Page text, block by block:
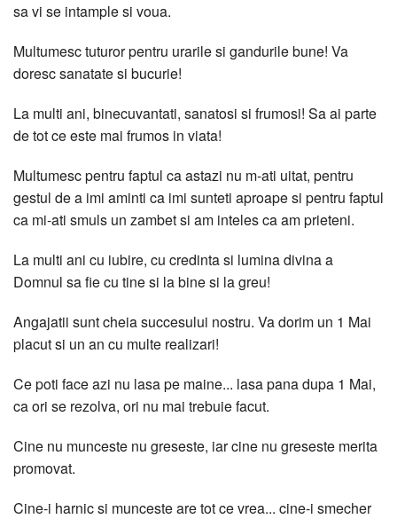
sa vi se intample si voua.
Multumesc tuturor pentru urarile si gandurile bune! Va
doresc sanatate si bucurie!
La multi ani, binecuvantati, sanatosi si frumosi! Sa ai parte
de tot ce este mai frumos in viata!
Multumesc pentru faptul ca astazi nu m-ati uitat, pentru
gestul de a imi aminti ca imi sunteti aproape si pentru faptul
ca mi-ati smuls un zambet si am inteles ca am prieteni.
La multi ani cu iubire, cu credinta si lumina divina a
Domnul sa fie cu tine si la bine si la greu!
Angajatii sunt cheia succesului nostru. Va dorim un 1 Mai
placut si un an cu multe realizari!
Ce poti face azi nu lasa pe maine... lasa pana dupa 1 Mai,
ca ori se rezolva, ori nu mai trebuie facut.
Cine nu munceste nu greseste, iar cine nu greseste merita
promovat.
Cine-i harnic si munceste are tot ce vrea... cine-i smecher